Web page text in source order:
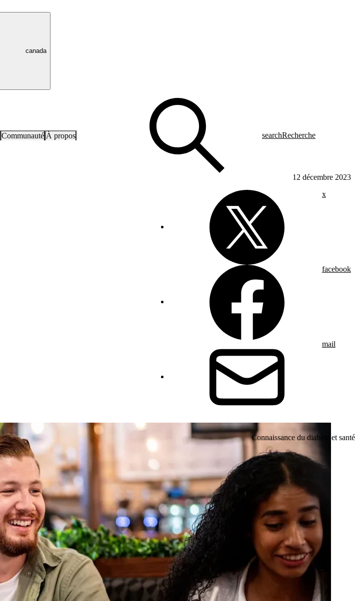
canada
Communauté À propos searchRecherche
12 décembre 2023
x
facebook
mail
Connaissance du diabète et santé